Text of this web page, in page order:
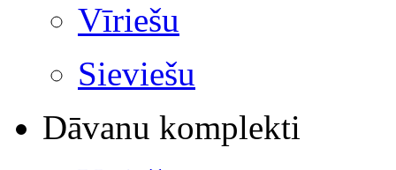
Vīriešu
Sieviešu
Dāvanu komplekti